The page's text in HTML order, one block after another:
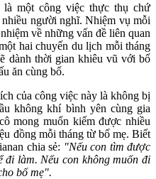
một công việc thực thụ chứ
người nghĩ. Nhiệm vụ mỗi
về những vấn đề liên quan
hai chuyến du lịch mỗi tháng
dành thời gian khiêu vũ với bố
ăn cùng bố.
của công việc này là không bị
không khí bình yên cùng gia
mong muốn kiếm được nhiều
đồng mỗi tháng từ bố mẹ. Biết
chia sẻ: "Nếu con tìm được
đi làm. Nếu con không muốn đi
bố mẹ".